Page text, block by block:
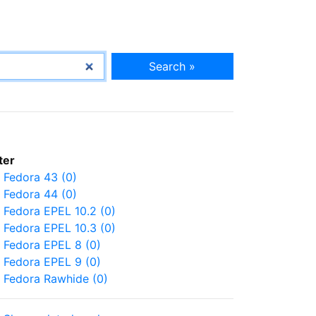
Search »
Fedora 43 (0)
Fedora 44 (0)
Fedora EPEL 10.2 (0)
Fedora EPEL 10.3 (0)
Fedora EPEL 8 (0)
Fedora EPEL 9 (0)
Fedora Rawhide (0)